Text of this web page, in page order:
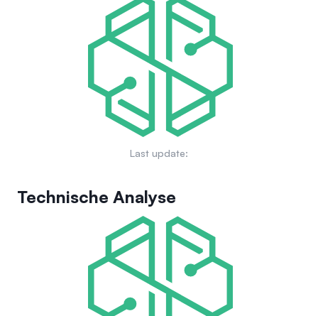
Verwaltung der Plattform gefördert werden.
Handelsinfrastruktur zu verbessern, innovative
Anwendungsfälle im NFT-Bereich zu unterstützen und ein
florierendes Ökosystem für NFT-Sammler und -Schöpfer zu
fördern. Durch die Priorisierung von
Gemeinschaftsbeteiligung und technologischen Fortschritten
strebt Tensor an, eine breitere Akzeptanz und
kontinuierliches Wachstum im NFT-Markt voranzutreiben.
Last update:
Technische Analyse